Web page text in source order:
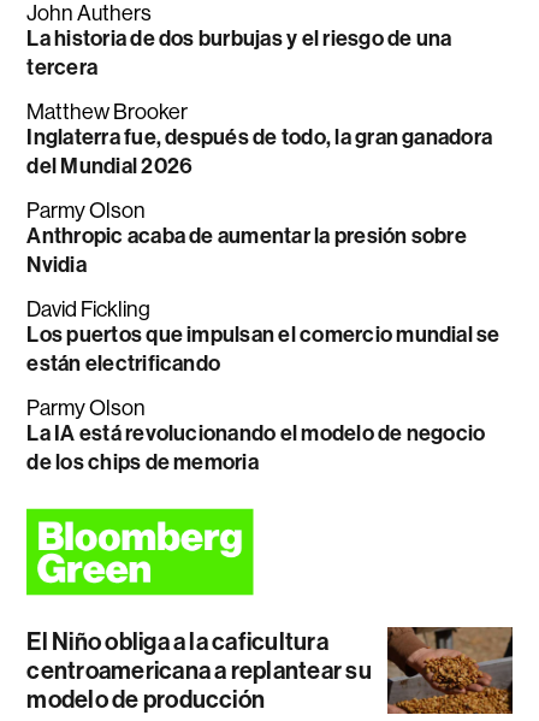
John Authers
La historia de dos burbujas y el riesgo de una
tercera
Matthew Brooker
Inglaterra fue, después de todo, la gran ganadora
del Mundial 2026
Parmy Olson
Anthropic acaba de aumentar la presión sobre
Nvidia
David Fickling
Los puertos que impulsan el comercio mundial se
están electrificando
Parmy Olson
La IA está revolucionando el modelo de negocio
de los chips de memoria
El Niño obliga a la caficultura
centroamericana a replantear su
modelo de producción